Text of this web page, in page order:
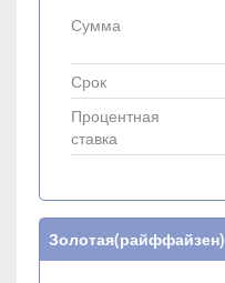
Сумма
Срок
Процентная
ставка
Золотая(райффайзен)